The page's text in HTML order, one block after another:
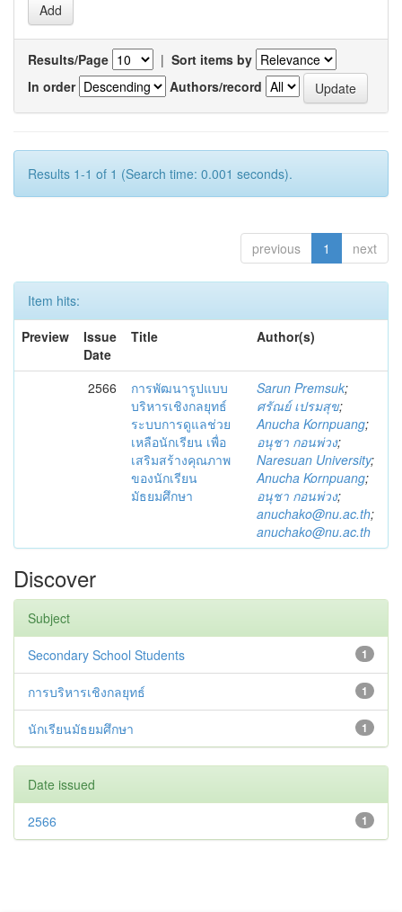
Results/Page | Sort items by
In order
Authors/record
Results 1-1 of 1 (Search time: 0.001 seconds).
previous 1 next
Item hits:
Preview
Issue
Date
Title Author(s)
2566
การพัฒนารูปแบบ
บริหารเชิงกลยุทธ์
ระบบการดูแลช่วย
เหลือนักเรียน เพื่อ
เสริมสร้างคุณภาพ
ของนักเรียน
มัธยมศึกษา
Sarun Premsuk;
ศรัณย์ เปรมสุข;
Anucha Kornpuang;
อนุชา กอนพ่วง;
Naresuan University;
Anucha Kornpuang;
อนุชา กอนพ่วง;
anuchako@nu.ac.th;
anuchako@nu.ac.th
Discover
Subject
1
Secondary School Students
1
การบริหารเชิงกลยุทธ์
1
นักเรียนมัธยมศึกษา
Date issued
1
2566